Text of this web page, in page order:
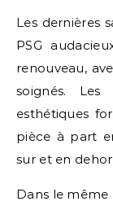
Les dernières
PSG
renouveau,
soignés.
esthétiques
pièce à part
sur et en
Dans le même